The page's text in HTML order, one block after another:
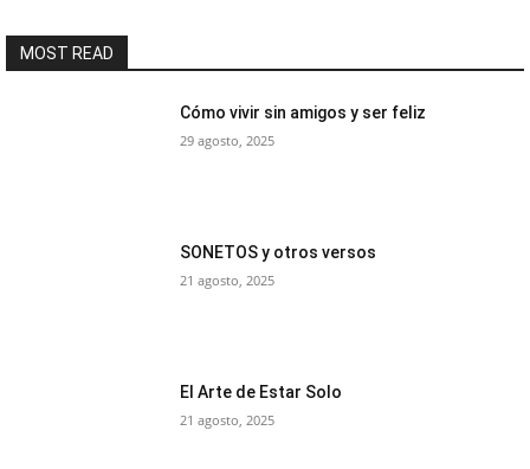
MOST READ
Cómo vivir sin amigos y ser feliz
29 agosto, 2025
SONETOS y otros versos
21 agosto, 2025
El Arte de Estar Solo
21 agosto, 2025